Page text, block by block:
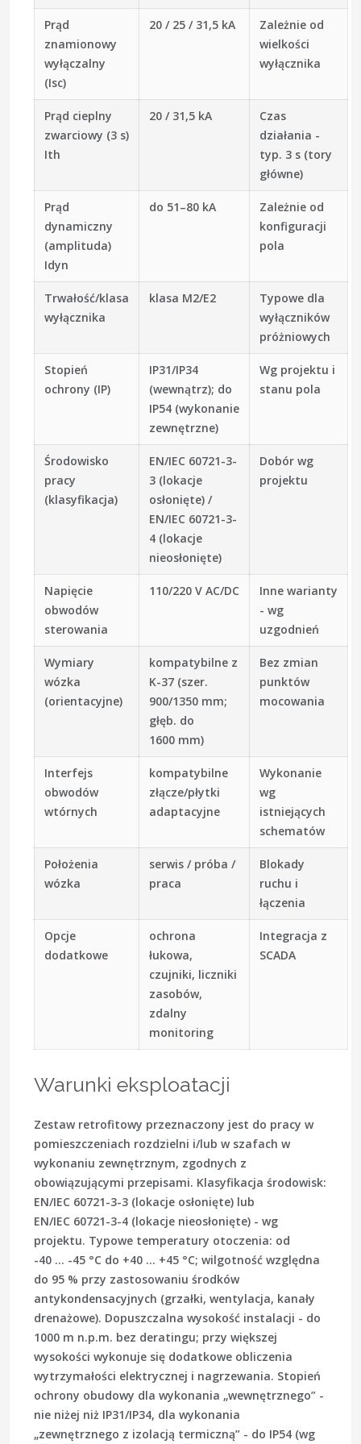
Prąd
znamionowy
wyłączalny
(Isc)
20 / 25 / 31,5 kA
Zależnie od
wielkości
wyłącznika
Prąd cieplny
zwarciowy (3 s)
Ith
20 / 31,5 kA
Czas
działania -
typ. 3 s (tory
główne)
Prąd
dynamiczny
(amplituda)
Idyn
do 51–80 kA
Zależnie od
konfiguracji
pola
Trwałość/klasa
wyłącznika
klasa M2/E2
Typowe dla
wyłączników
próżniowych
Stopień
ochrony (IP)
IP31/IP34
(wewnątrz); do
IP54 (wykonanie
zewnętrzne)
Wg projektu i
stanu pola
Środowisko
pracy
(klasyfikacja)
EN/IEC 60721-3-
3 (lokacje
osłonięte) /
EN/IEC 60721-3-
4 (lokacje
nieosłonięte)
Dobór wg
projektu
Napięcie
obwodów
sterowania
110/220 V AC/DC
Inne warianty
- wg
uzgodnień
Wymiary
wózka
(orientacyjne)
kompatybilne z
K-37 (szer.
900/1350 mm;
głęb. do
1600 mm)
Bez zmian
punktów
mocowania
Interfejs
obwodów
wtórnych
kompatybilne
złącze/płytki
adaptacyjne
Wykonanie
wg
istniejących
schematów
Położenia
wózka
serwis / próba /
praca
Blokady
ruchu i
łączenia
Opcje
dodatkowe
ochrona
łukowa,
czujniki, liczniki
zasobów,
zdalny
monitoring
Integracja z
SCADA
Warunki eksploatacji
Zestaw retrofitowy przeznaczony jest do pracy w
pomieszczeniach rozdzielni i/lub w szafach w
wykonaniu zewnętrznym, zgodnych z
obowiązującymi przepisami. Klasyfikacja środowisk:
EN/IEC 60721-3-3 (lokacje osłonięte) lub
EN/IEC 60721-3-4 (lokacje nieosłonięte) - wg
projektu. Typowe temperatury otoczenia: od
-40 … -45 °C do +40 … +45 °C; wilgotność względna
do 95 % przy zastosowaniu środków
antykondensacyjnych (grzałki, wentylacja, kanały
drenażowe). Dopuszczalna wysokość instalacji - do
1000 m n.p.m. bez deratingu; przy większej
wysokości wykonuje się dodatkowe obliczenia
wytrzymałości elektrycznej i nagrzewania. Stopień
ochrony obudowy dla wykonania „wewnętrznego” -
nie niżej niż IP31/IP34, dla wykonania
„zewnętrznego z izolacją termiczną” - do IP54 (wg